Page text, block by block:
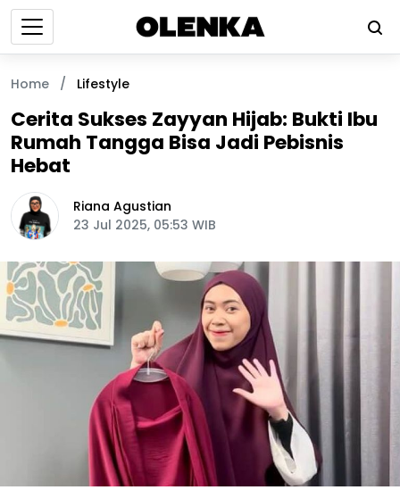
Home / Lifestyle
Cerita Sukses Zayyan Hijab: Bukti Ibu
Rumah Tangga Bisa Jadi Pebisnis
Hebat
Riana Agustian
23 Jul 2025, 05:53 WIB